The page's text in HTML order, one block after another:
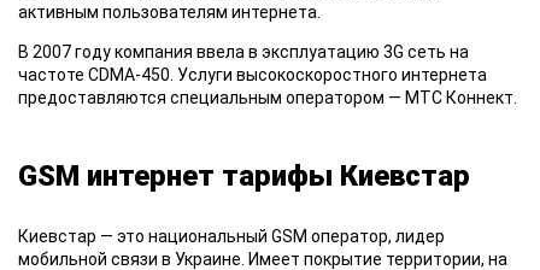
активным пользователям интернета.
В 2007 годукомпания ввела в эксплуатацию 3G сеть на
частоте CDMA-450. Услуги высокоскоростного интернета
предоставляются специальным оператором — МТС Коннект.
GSM интернет тарифы Киевстар
Киевстар — это национальный GSM оператор, лидер
мобильной связи в Украине. Имеет покрытие территории, на